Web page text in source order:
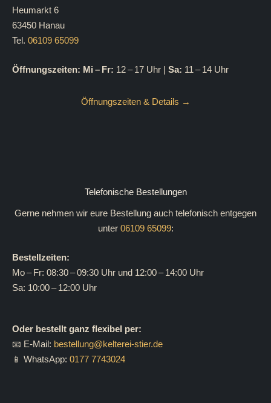
Heumarkt 6
63450 Hanau
Tel.06109 65099
Öffnungszeiten: Mi – Fr: 12 – 17 Uhr |Sa: 11 – 14 Uhr
Öffnungszeiten & Details →
Telefonische Bestellungen
Gerne nehmen wir eure Bestellung auch telefonisch entgegen
unter 06109 65099:
Bestellzeiten:
Mo – Fr: 08:30 – 09:30 Uhr und 12:00 – 14:00 Uhr
Sa: 10:00 – 12:00 Uhr
Oder bestellt ganz flexibel per:
📧 E-Mail: bestellung@kelterei-stier.de
📱 WhatsApp:0177 7743024